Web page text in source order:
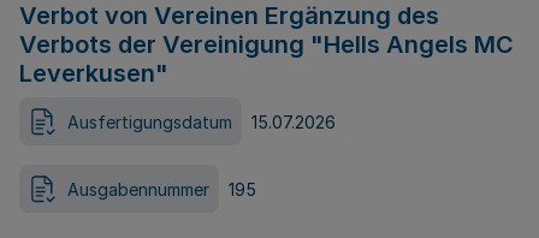
Verbot von Vereinen Ergänzung des
Verbots der Vereinigung "Hells Angels MC
Leverkusen"
Ausfertigungsdatum 15.07.2026
Ausgabennummer 195